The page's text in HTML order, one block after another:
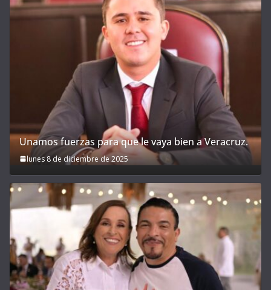
Unamos fuerzas para que le vaya bien a Veracruz.
lunes 8 de diciembre de 2025